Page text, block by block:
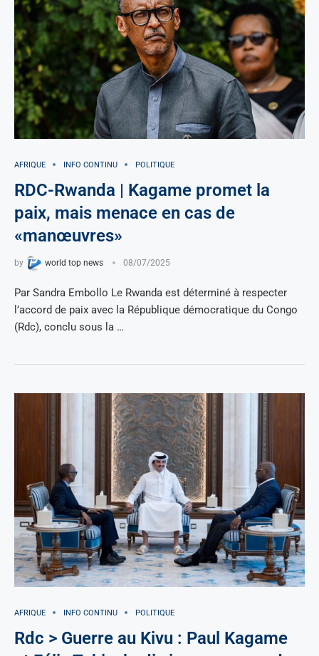
AFRIQUE INFO CONTINU POLITIQUE
RDC-Rwanda | Kagame promet la
paix, mais menace en cas de
«manœuvres»
by world top news 08/07/2025
Par Sandra Embollo Le Rwanda est déterminé à respecter
l’accord de paix avec la République démocratique du Congo
(Rdc), conclu sous la …
AFRIQUE INFO CONTINU POLITIQUE
Rdc > Guerre au Kivu : Paul Kagame